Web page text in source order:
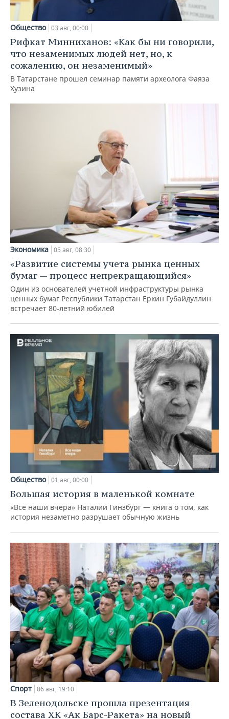
Общество 03 авг, 00:00
Рифкат Минниханов: «Как бы ни говорили,
что незаменимых людей нет, но, к
сожалению, он незаменимый»
В Татарстане прошел семинар памяти археолога Фаяза
Хузина
Экономика 05 авг, 08:30
«Развитие системы учета рынка ценных
бумаг — процесс непрекращающийся»
Один из основателей учетной инфраструктуры рынка
ценных бумаг Республики Татарстан Еркин Губайдуллин
встречает 80-летний юбилей
Общество 01 авг, 00:00
Большая история в маленькой комнате
«Все наши вчера» Наталии Гинзбург — книга о том, как
история незаметно разрушает обычную жизнь
Спорт 06 авг, 19:10
В Зеленодольске прошла презентация
состава ХК «Ак Барс-Ракета» на новый